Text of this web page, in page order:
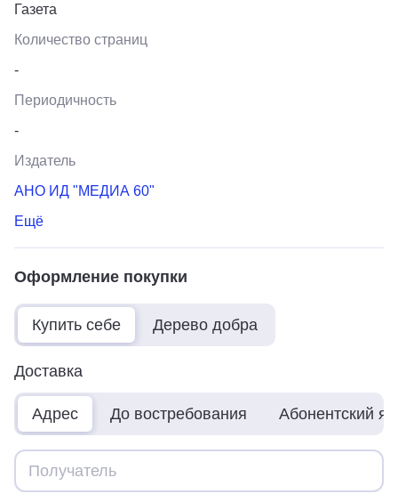
Газета
Количество страниц
-
Периодичность
-
Издатель
АНО ИД "МЕДИА 60"
Ещё
Оформление покупки
Купить себе Дерево добра
Доставка
Адрес До востребования Абонентский